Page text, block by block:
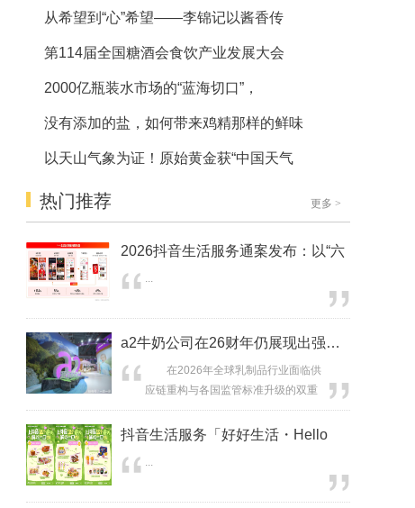
从希望到“心”希望——李锦记以酱香传
第114届全国糖酒会食饮产业发展大会
2000亿瓶装水市场的“蓝海切口”，
没有添加的盐，如何带来鸡精那样的鲜味
以天山气象为证！原始黄金获“中国天气
热门推荐 更多 >
2026抖音生活服务通案发布：以“六
...
a2牛奶公司在26财年仍展现出强劲的
在2026年全球乳制品行业面临供
应链重构与各国监管标准升级的双重
背景下，跨国食品巨头的供应链韧性
正经历考验。近期，中东局势持续紧
食品监管标准升级等因素叠加，使整
抖音生活服务「好好生活・Hello
...